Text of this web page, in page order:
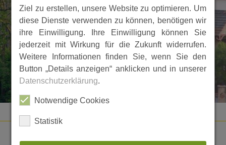
Ziel zu erstellen, unsere Website zu optimieren. Um
diese Dienste verwenden zu können, benötigen wir
ihre Einwilligung. Ihre Einwilligung können Sie
jederzeit mit Wirkung für die Zukunft widerrufen.
Weitere Informationen finden Sie, wenn Sie den
Button „Details anzeigen“ anklicken und in unserer
Datenschutzerklärung.
Notwendige Cookies
Statistik